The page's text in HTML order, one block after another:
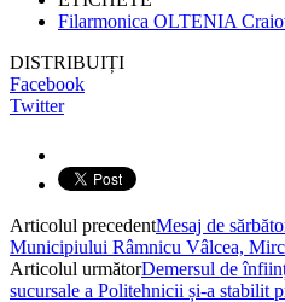
Filarmonica OLTENIA
DISTRIBUIȚI
Facebook
Twitter
Articolul precedentMesaj de
Municipiului Râmnicu Vâlcea,
Articolul următorDemersul de
sucursale a Politehnicii și-a stabilit